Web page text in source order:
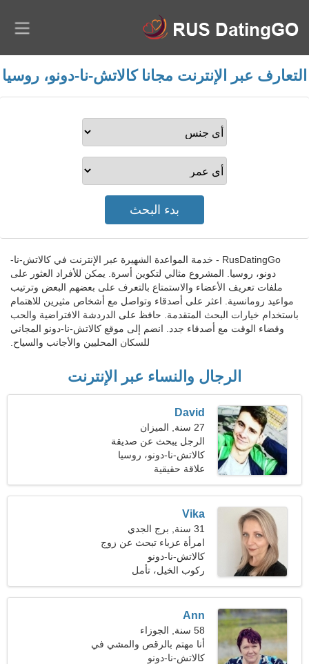
التعارف عبر الإنترنت مجانا كالاتش-نا-دونو، روسيا
RusDatingGo - خدمة المواعدة الشهيرة عبر الإنترنت في كالاتش-نا-
دونو، روسيا. المشروع مثالي لتكوين أسرة. يمكن للأفراد العثور على
ملفات تعريف الأعضاء والاستمتاع بالتعرف على بعضهم البعض وترتيب
مواعيد رومانسية. اعثر على أصدقاء وتواصل مع أشخاص مثيرين للاهتمام
باستخدام خيارات البحث المتقدمة. حافظ على الدردشة الافتراضية والحب
وقضاء الوقت مع أصدقاء جدد. انضم إلى موقع كالاتش-نا-دونو المجاني
للسكان المحليين والأجانب والسياح.
الرجال والنساء عبر الإنترنت
David
27 سنة, الميزان
الرجل يبحث عن صديقة
كالاتش-نا-دونو، روسيا
علاقة حقيقية
Vika
31 سنة, برج الجدي
امرأة عزباء تبحث عن زوج
32-42
كالاتش-نا-دونو
ركوب الخيل، تأمل
Ann
58 سنة, الجوزاء
أنا مهتم بالرقص والمشي في
الهواء الطلق
كالاتش-نا-دونو